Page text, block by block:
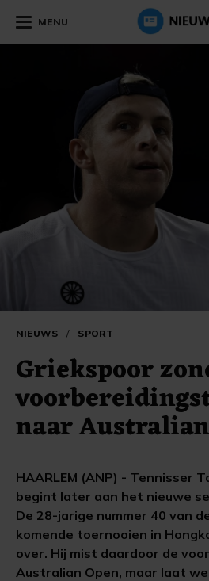
MENU
NIEUWS / SPORT
Griekspoor
naar
HAARLEM (ANP) - Tennisser
begint later aan het nieuwe
De 28-jarige nummer 40 van
komende toernooien in
over. Hij mist daardoor de
Australian Open, maar laat